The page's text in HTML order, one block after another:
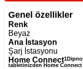
Genel özellikler
Renk
Beyaz
Ana İstasyon
Şarj İstasyonu
Home Connect
tabletinizden Home Connect